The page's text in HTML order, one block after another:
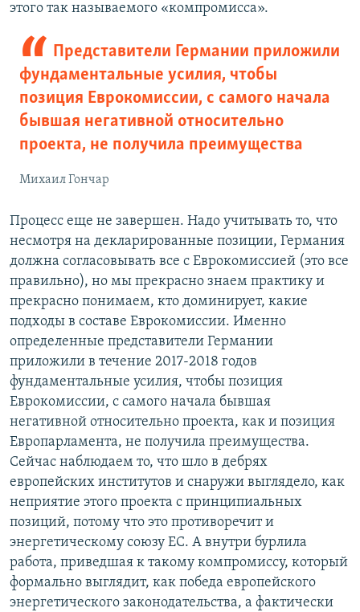
этого так называемого «компромисса».
Представители Германии приложили
фундаментальные усилия, чтобы
позиция Еврокомиссии, с самого начала
бывшая негативной относительно
проекта, не получила преимущества
Михаил Гончар
Процесс еще не завершен. Надо учитывать то, что
несмотря на декларированные позиции, Германия
должна согласовывать все с Еврокомиссией (это все
правильно), но мы прекрасно знаем практику и
прекрасно понимаем, кто доминирует, какие
подходы в составе Еврокомиссии. Именно
определенные представители Германии
приложили в течение 2017-2018 годов
фундаментальные усилия, чтобы позиция
Еврокомиссии, с самого начала бывшая
негативной относительно проекта, как и позиция
Европарламента, не получила преимущества.
Сейчас наблюдаем то, что шло в дебрях
европейских институтов и снаружи выглядело, как
неприятие этого проекта с принципиальных
позиций, потому что это противоречит и
энергетическому союзу ЕС. А внутри бурлила
работа, приведшая к такому компромиссу, который
формально выглядит, как победа европейского
энергетического законодательства, а фактически